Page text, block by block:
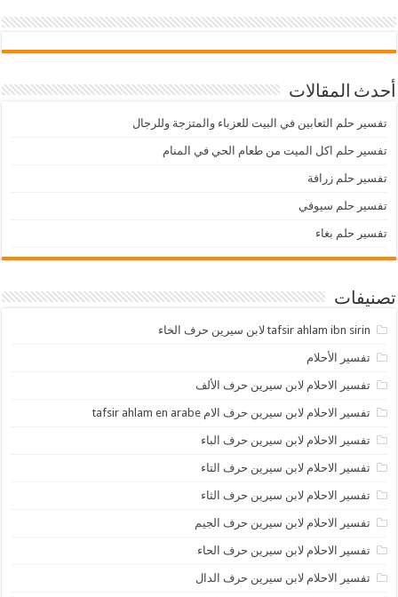
أحدث المقالات
تفسير حلم الثعابين في البيت للعزباء والمتزجة وللرجال
تفسير حلم اكل الميت من طعام الحي في المنام
تفسير حلم زرافة
تفسير حلم سيوفي
تفسير حلم بغاء
تصنيفات
tafsir ahlam ibn sirin لابن سيرين حرف الخاء
تفسير الأحلام
تفسير الاحلام لابن سيرين حرف الألف
تفسير الاحلام لابن سيرين حرف الام tafsir ahlam en arabe
تفسير الاحلام لابن سيرين حرف الباء
تفسير الاحلام لابن سيرين حرف التاء
تفسير الاحلام لابن سيرين حرف الثاء
تفسير الاحلام لابن سيرين حرف الجيم
تفسير الاحلام لابن سيرين حرف الحاء
تفسير الاحلام لابن سيرين حرف الدال